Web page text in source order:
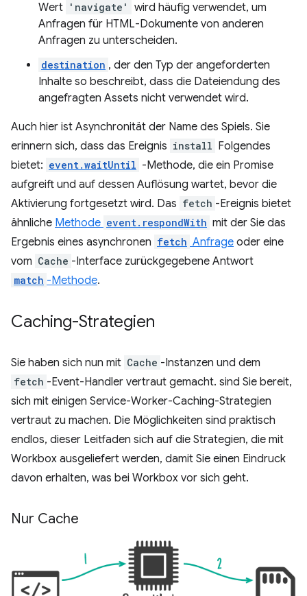
Wert 'navigate'
wird häufig verwendet, um
Anfragen für HTML-Dokumente von anderen
Anfragen zu unterscheiden.
destination , der den Typ der angeforderten
Inhalte so beschreibt, dass die Dateiendung des
angefragten Assets nicht verwendet wird.
Auch hier ist Asynchronität der Name des Spiels. Sie
erinnern sich, dass das Ereignis install Folgendes
bietet: event.waitUntil -Methode, die ein Promise
aufgreift und auf dessen Auflösung wartet, bevor die
Aktivierung fortgesetzt wird. Das fetch -Ereignis bietet
ähnliche Methode event.respondWith mit der Sie das
Ergebnis eines asynchronen fetch Anfrage oder eine
vom Cache -Interface zurückgegebene Antwort
match -Methode.
Caching-Strategien
Sie haben sich nun mit Cache -Instanzen und dem
fetch -Event-Handler vertraut gemacht. sind Sie bereit,
sich mit einigen Service-Worker-Caching-Strategien
vertraut zu machen. Die Möglichkeiten sind praktisch
endlos, dieser Leitfaden sich auf die Strategien, die mit
Workbox ausgeliefert werden, damit Sie einen Eindruck
davon erhalten, was bei Workbox vor sich geht.
Nur Cache